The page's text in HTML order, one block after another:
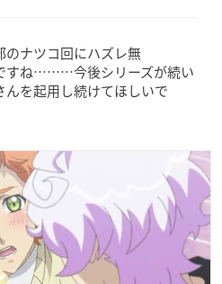
ナツコ回にハズレ無
ね………今後シリーズが続い
を起用し続けてほしいで